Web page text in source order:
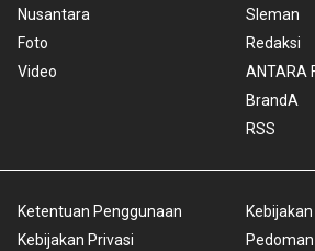
Nusantara
Foto
Video
Sleman
Redaksi
ANTARA
BrandA
RSS
Ketentuan Penggunaan
Kebijakan Privasi